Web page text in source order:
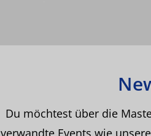
Du möchtest über die